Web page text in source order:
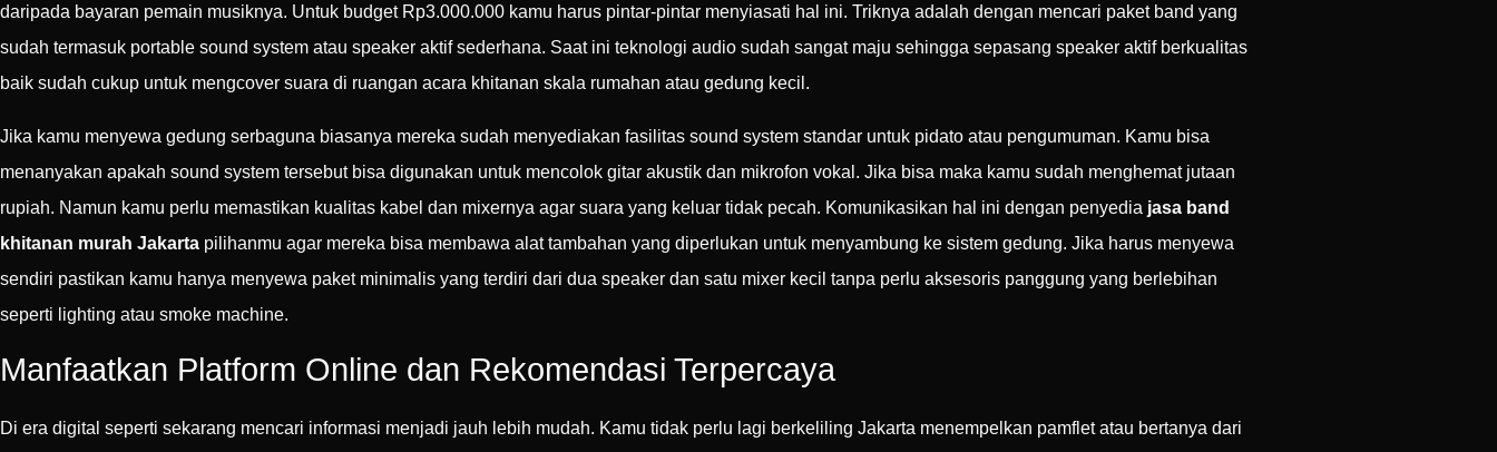
daripada bayaran pemain musiknya. Untuk budget Rp3.000.000 kamu harus pintar-pintar menyiasati hal ini. Triknya adalah dengan mencari paket band yang
sudah termasuk portable sound system atau speaker aktif sederhana. Saat ini teknologi audio sudah sangat maju sehingga sepasang speaker aktif berkualitas
baik sudah cukup untuk mengcover suara di ruangan acara khitanan skala rumahan atau gedung kecil.
Jika kamu menyewa gedung serbaguna biasanya mereka sudah menyediakan fasilitas sound system standar untuk pidato atau pengumuman. Kamu bisa
menanyakan apakah sound system tersebut bisa digunakan untuk mencolok gitar akustik dan mikrofon vokal. Jika bisa maka kamu sudah menghemat jutaan
rupiah. Namun kamu perlu memastikan kualitas kabel dan mixernya agar suara yang keluar tidak pecah. Komunikasikan hal ini dengan penyedia jasa band
khitanan murah Jakarta pilihanmu agar mereka bisa membawa alat tambahan yang diperlukan untuk menyambung ke sistem gedung. Jika harus menyewa
sendiri pastikan kamu hanya menyewa paket minimalis yang terdiri dari dua speaker dan satu mixer kecil tanpa perlu aksesoris panggung yang berlebihan
seperti lighting atau smoke machine.
Manfaatkan Platform Online dan Rekomendasi Terpercaya
Di era digital seperti sekarang mencari informasi menjadi jauh lebih mudah. Kamu tidak perlu lagi berkeliling Jakarta menempelkan pamflet atau bertanya dari